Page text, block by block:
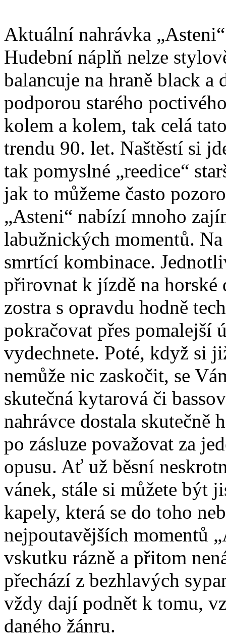
Aktuální nahrávka
Hudební náplň nelze
balancuje na hraně black a
podporou starého
kolem a kolem, tak celá
trendu 90. let. Naštěstí si
tak pomyslné „reedice“
jak to můžeme často
„Asteni“ nabízí mnoho
labužnických momentů.
smrtící kombinace.
přirovnat k jízdě na horské
zostra s opravdu hodně
pokračovat přes pomalejší
vydechnete. Poté, když si
nemůže nic zaskočit, se
skutečná kytarová či
nahrávce dostala skutečně
po zásluze považovat za
opusu. Ať už běsní
vánek, stále si můžete být
kapely, která se do toho
nejpoutavějších momentů
vskutku rázně a přitom
přechází z bezhlavých
vždy dají podnět k tomu,
daného žánru.